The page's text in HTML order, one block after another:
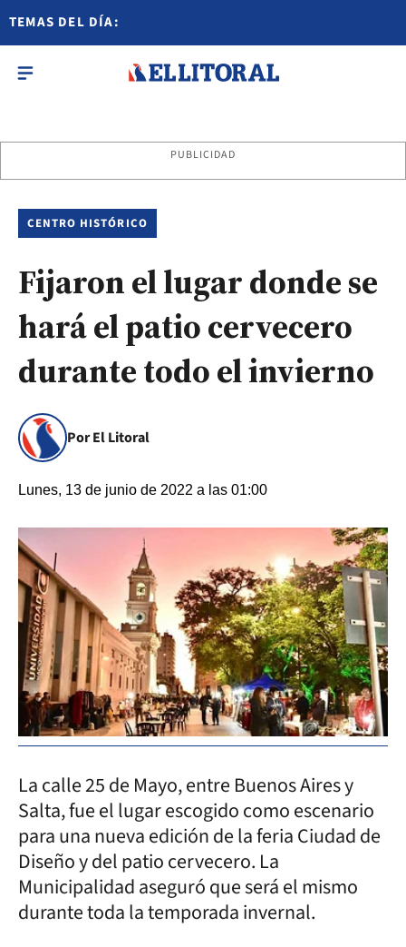
TEMAS DEL DÍA:
PUBLICIDAD
CENTRO HISTÓRICO
Fijaron el lugar donde se
hará el patio cervecero
durante todo el invierno
Por El Litoral
Lunes, 13 de junio de 2022 a las 01:00
La calle 25 de Mayo, entre Buenos Aires y
Salta, fue el lugar escogido como escenario
para una nueva edición de la feria Ciudad de
Diseño y del patio cervecero. La
Municipalidad aseguró que será el mismo
durante toda la temporada invernal.